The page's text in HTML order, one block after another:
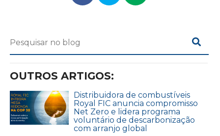
OUTROS ARTIGOS:
Distribuidora de combustíveis
Royal FIC anuncia compromisso
Net Zero e lidera programa
voluntário de descarbonização
com arranjo global